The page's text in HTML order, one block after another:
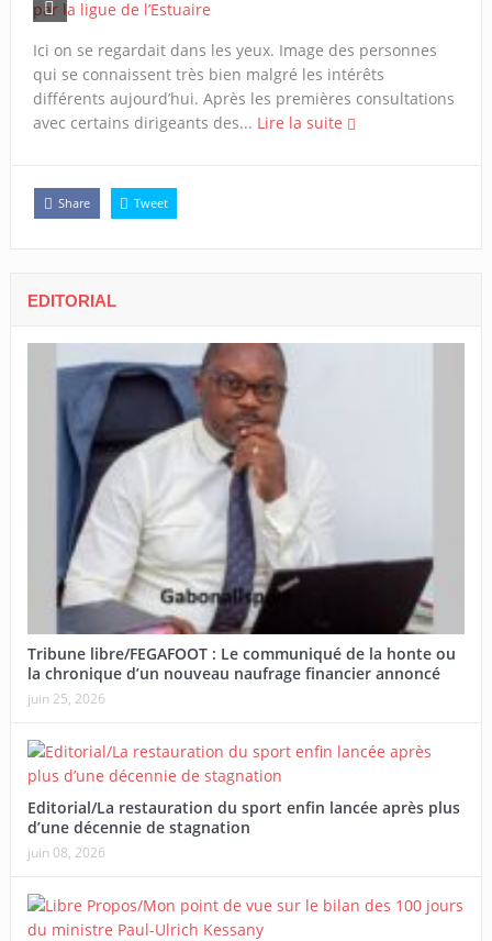
Ici on se regardait dans les yeux. Image des personnes
qui se connaissent très bien malgré les intérêts
différents aujourd’hui. Après les premières consultations
avec certains dirigeants des... Lire la suite
Share Tweet
EDITORIAL
Tribune libre/FEGAFOOT : Le communiqué de la honte ou
la chronique d’un nouveau naufrage financier annoncé
juin 25, 2026
Editorial/La restauration du sport enfin lancée après plus
d’une décennie de stagnation
juin 08, 2026